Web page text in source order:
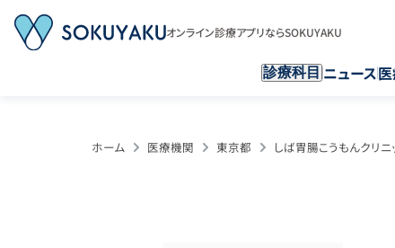
オンライン診療アプリならSOKUYAKU
診療科目 ニュース
ホーム 医療機関 東京都 しば胃腸こうもんクリニ